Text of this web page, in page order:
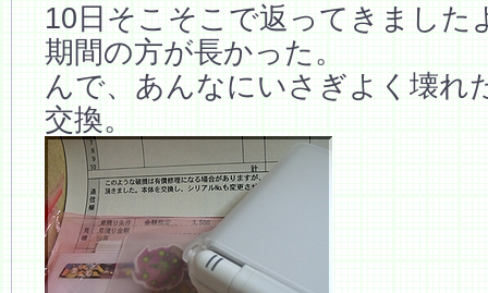
10日そこそこで返ってきました
期間の方が長かった。
んで、あんなにいさぎよく壊れ
交換。